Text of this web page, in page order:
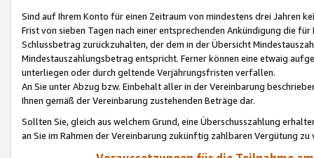
Sind auf Ihrem Konto für einen Zeitraum von mindestens drei Jahren
Frist von sieben Tagen nach einer entsprechenden Ankündigung die
Schlussbetrag zurückzuhalten, der dem in der Übersicht
Mindestauszahlungsbetrag entspricht. Ferner können eine etwaig
unterliegen oder durch geltende Verjährungsfristen verfallen.
An Sie unter Abzug bzw. Einbehalt aller in der Vereinbarung
Ihnen gemäß der Vereinbarung zustehenden Beträge dar.
Sollten Sie, gleich aus welchem Grund, eine Überschusszahlung
an Sie im Rahmen der Vereinbarung zukünftig zahlbaren Vergütung zu